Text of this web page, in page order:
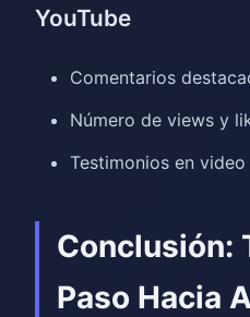
YouTube
Comentarios
Número de views y
Testimonios en video
Conclusión:
Paso Hacia